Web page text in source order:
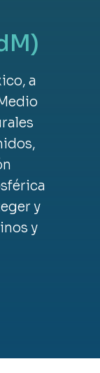
a
y
y